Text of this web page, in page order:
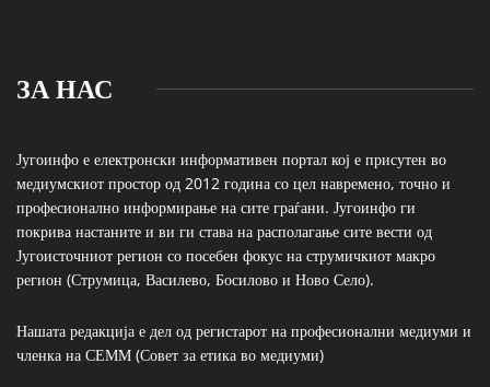
ЗА НАС
Југоинфо е електронски информативен портал кој е присутен во
медиумскиот простор од 2012 година со цел навремено, точно и
професионално информирање на сите граѓани. Југоинфо ги
покрива настаните и ви ги става на располагање сите вести од
Југоисточниот регион со посебен фокус на струмичкиот макро
регион (Струмица, Василево, Босилово и Ново Село).
Нашата редакција е дел од регистарот на професионални медиуми и
членка на СЕММ (Совет за етика во медиуми)